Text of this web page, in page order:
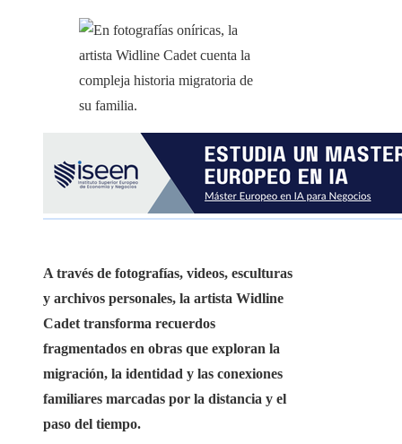
A través de fotografías, videos, esculturas
y archivos personales, la artista Widline
Cadet transforma recuerdos
fragmentados en obras que exploran la
migración, la identidad y las conexiones
familiares marcadas por la distancia y el
paso del tiempo.